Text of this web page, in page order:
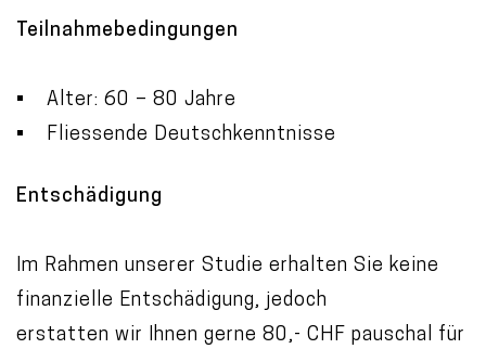
Teilnahmebedingungen
• Alter: 60 – 80 Jahre
• Fliessende Deutschkenntnisse
Entschädigung
Im Rahmen unserer Studie erhalten Sie keine
finanzielle Entschädigung, jedoch
erstatten wir Ihnen gerne 80,- CHF pauschal für